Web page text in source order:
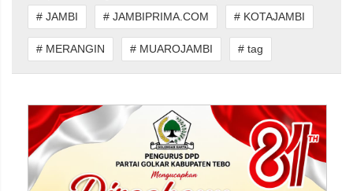
# JAMBI
# JAMBIPRIMA.COM # KOTAJAMBI
# MERANGIN # MUAROJAMBI # tag